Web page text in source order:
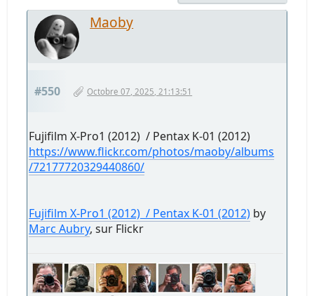
Maoby
#550 Octobre 07, 2025, 21:13:51
Fujifilm X-Pro1 (2012) / Pentax K-01 (2012)
https://www.flickr.com/photos/maoby/albums
/72177720329440860/
Fujifilm X-Pro1 (2012) / Pentax K-01 (2012) by
Marc Aubry, sur Flickr